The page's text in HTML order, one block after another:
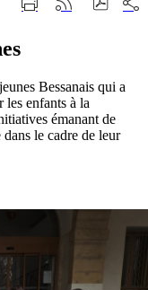
sur
Bessanais qui a
enfants à la
émanant de
le cadre de leur